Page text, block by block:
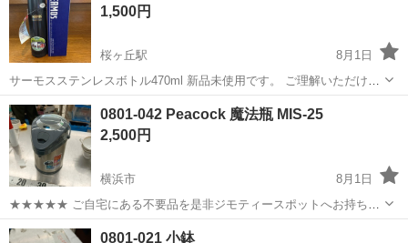
1,500円
桜ヶ丘駅
8月1日
サーモスステンレスボトル470ml 新品未使用です。 ご理解いただける
方よろしくお願いします。 ノークレームノーリターンでお願いしま
す。
神奈川 横浜市
0801-042 Peacock 魔法瓶 MIS-25
2,500円
横浜市
8月1日
★★★★★ ご自宅にある不要品を是非ジモティースポットへお持ち込
みしませんか？ 家電、趣味・スポーツ・レジャー用品、こども用品、
衣料服飾品、生活雑貨、家具、本、CD・DVDなどが無料でまとめて持
神奈川 横浜市 魔法瓶
0801-021 小鉢